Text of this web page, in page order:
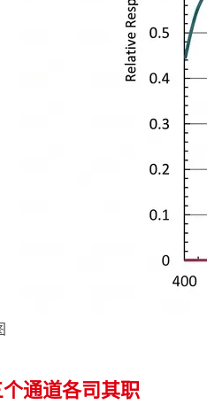
通道各司其职